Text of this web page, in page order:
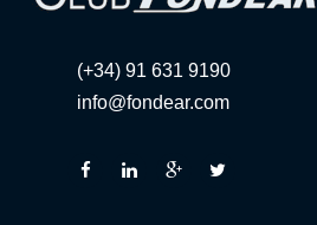
(+34) 91 631 9190
info@fondear.com